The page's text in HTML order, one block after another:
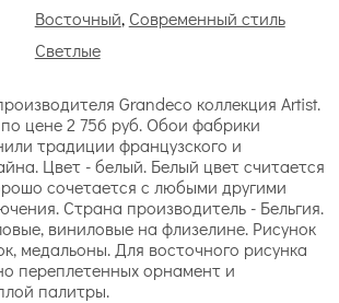
Восточный, Современный стиль
Светлые
Grandeco коллекция Artist.
цене 2 756 руб. Обои фабрики
традиции французского и
Цвет - белый. Белый цвет считается
сочетается с любыми другими
Страна производитель - Бельгия.
виниловые на флизелине. Рисунок
медальоны. Для восточного рисунка
переплетенных орнамент и
палитры.